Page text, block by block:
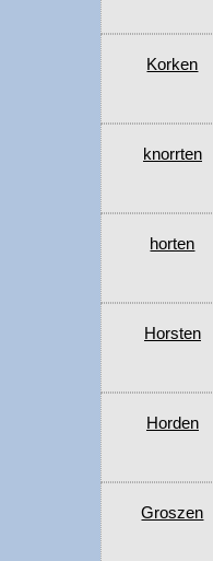
Korken
knorrten
horten
Horsten
Horden
Groszen